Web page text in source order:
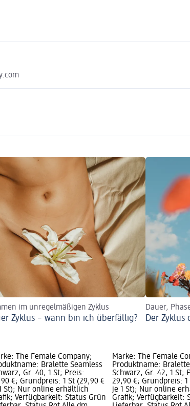
im unregelmäßigen Zyklus
Zyklus – wann bin ich überfällig?
Dauer,
Der Zyklus
The Female Company;
Bralette Seamless
Gr. 40, 1 St; Preis:
€; Grundpreis: 1 St (29,90 €
St); Nur online erhältlich
Verfügbarkeit: Status Grün
Marke: The Female
Produktname:
Schwarz, Gr. 42, 1 St;
29,90 €; Grundpreis: 1
je 1 St); Nur online
Grafik; Verfügbarkeit: